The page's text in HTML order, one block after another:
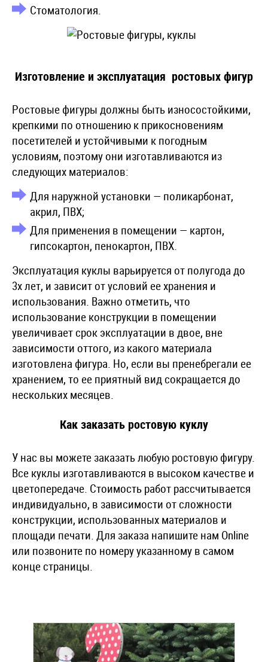
Стоматология.
Изготовление и эксплуатация ростовых фигур
Ростовые фигуры должны быть износостойкими,
крепкими по отношению к прикосновениям
посетителей и устойчивыми к погодным
условиям, поэтому они изготавливаются из
следующих материалов:
Для наружной установки — поликарбонат,
акрил, ПВХ;
Для применения в помещении — картон,
гипсокартон, пенокартон, ПВХ.
Эксплуатация куклы варьируется от полугода до
3х лет, и зависит от условий ее хранения и
использования. Важно отметить, что
использование конструкции в помещении
увеличивает срок эксплуатации в двое, вне
зависимости оттого, из какого материала
изготовлена фигура. Но, если вы пренебрегали ее
хранением, то ее приятный вид сокращается до
нескольких месяцев.
Как заказать ростовую куклу
У нас вы можете заказать любую ростовую фигуру.
Все куклы изготавливаются в высоком качестве и
цветопередаче. Стоимость работ рассчитывается
индивидуально, в зависимости от сложности
конструкции, использованных материалов и
площади печати. Для заказа напишите нам Online
или позвоните по номеру указанному в самом
конце страницы.